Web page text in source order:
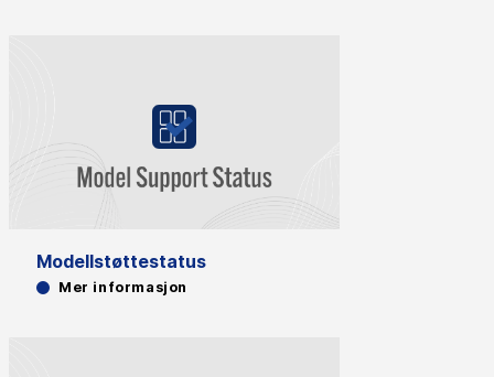
Modellstøttestatus
Mer informasjon